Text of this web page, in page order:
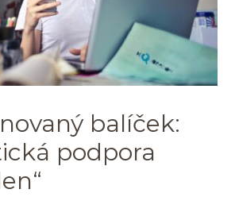
balíček:
podpora